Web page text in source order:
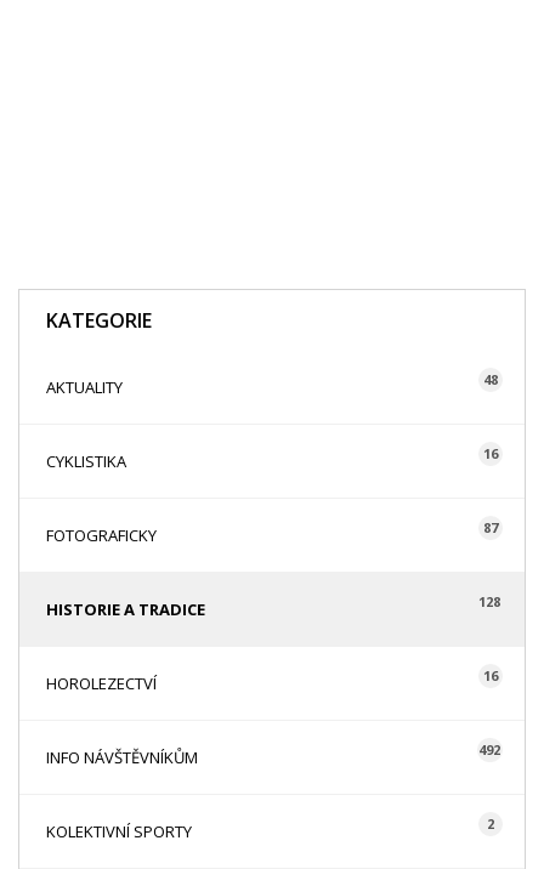
KATEGORIE
AKTUALITY 48
CYKLISTIKA 16
FOTOGRAFICKY 87
HISTORIE A TRADICE 128
HOROLEZECTVÍ 16
INFO NÁVŠTĚVNÍKŮM 492
KOLEKTIVNÍ SPORTY 2